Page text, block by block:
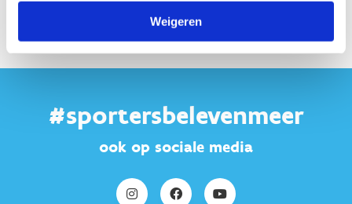
Weigeren
#sportersbelevenmeer
ook op sociale media